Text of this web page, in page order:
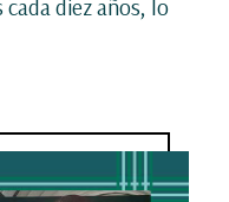
diez años, lo